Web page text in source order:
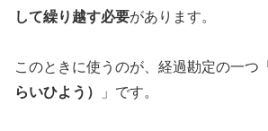
して繰り越す必要があります。
このときに使うのが、経過勘定の一つ「
らいひよう）
」です。